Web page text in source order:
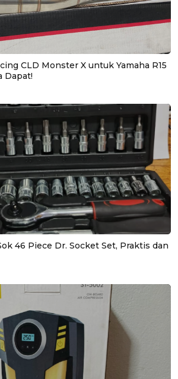
CLD Monster X untuk Yamaha R15
Dapat!
46 Piece Dr. Socket Set, Praktis dan